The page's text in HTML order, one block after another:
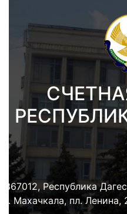
367012, Республика
г. Махачкала, пл. Ленина,